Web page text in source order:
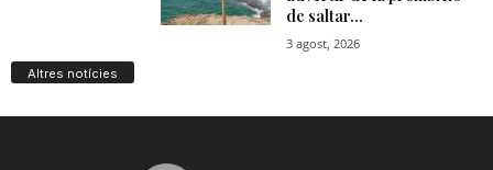
Altres notícies